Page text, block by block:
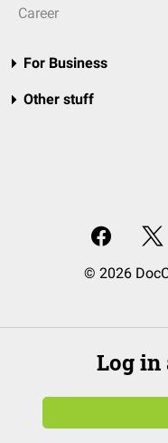
Career
For Business
Other stuff
© 2026
Log in